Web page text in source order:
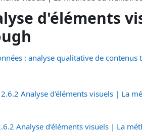
d'éléments
: analyse qualitative de contenus
2.6.2 Analyse d'éléments visuels | La
Analyse d'éléments visuels | La